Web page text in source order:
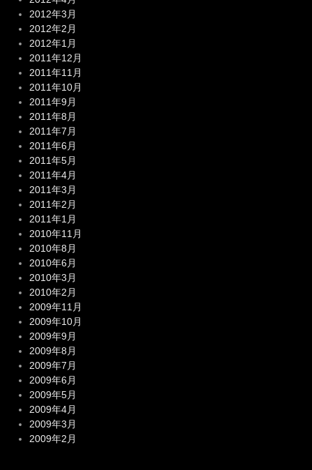
2012年3月
2012年2月
2012年1月
2011年12月
2011年11月
2011年10月
2011年9月
2011年8月
2011年7月
2011年6月
2011年5月
2011年4月
2011年3月
2011年2月
2011年1月
2010年11月
2010年8月
2010年6月
2010年3月
2010年2月
2009年11月
2009年10月
2009年9月
2009年8月
2009年7月
2009年6月
2009年5月
2009年4月
2009年3月
2009年2月